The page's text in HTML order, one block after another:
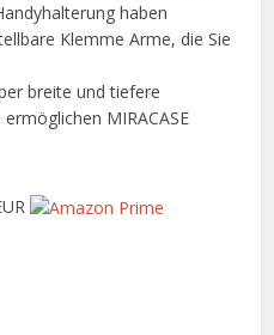
haben
Klemme Arme, die Sie
breite und tiefere
MIRACASE